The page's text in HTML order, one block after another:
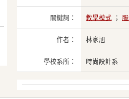
關鍵詞： 教學模式 ；
作者： 林家旭
學校系所： 時尚設計系